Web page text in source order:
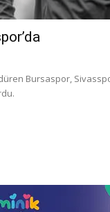
Bursaspor,